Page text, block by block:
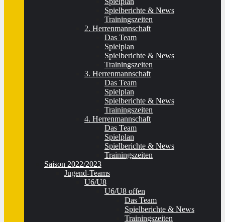
Spielberichte & News
Trainingszeiten
2. Herrenmannschaft
Das Team
Spielplan
Spielberichte & News
Trainingszeiten
3. Herrenmannschaft
Das Team
Spielplan
Spielberichte & News
Trainingszeiten
4. Herrenmannschaft
Das Team
Spielplan
Spielberichte & News
Trainingszeiten
Saison 2022/2023
Jugend-Teams
U6/U8
U6/U8 offen
Das Team
Spielberichte & News
Trainingszeiten